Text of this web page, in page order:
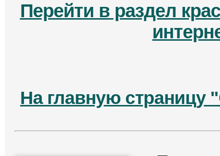
Перейти в раздел
На главную страницу